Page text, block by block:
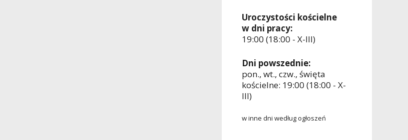
Uroczystości kościelne
w dni pracy:
19:00 (18:00 - X-III)
Dni powszednie:
pon., wt., czw., święta
kościelne: 19:00 (18:00 - X-
III)
w inne dni według ogłoszeń